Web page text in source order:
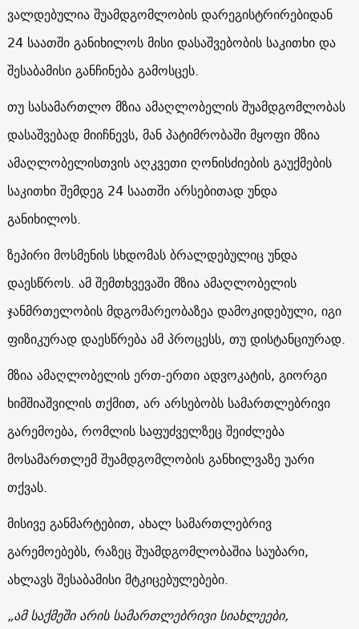
ვალდებულია შუამდგომლობის დარეგისტრირებიდან
24 საათში განიხილოს მისი დასაშვებობის საკითხი და
შესაბამისი განჩინება გამოსცეს.
თუ სასამართლო მზია ამაღლობელის შუამდგომლობას
დასაშვებად მიიჩნევს, მან პატიმრობაში მყოფი მზია
ამაღლობელისთვის აღკვეთი ღონისძიების გაუქმების
საკითხი შემდეგ 24 საათში არსებითად უნდა
განიხილოს.
ზეპირი მოსმენის სხდომას ბრალდებულიც უნდა
დაესწროს. ამ შემთხვევაში მზია ამაღლობელის
ჯანმრთელობის მდგომარეობაზეა დამოკიდებული, იგი
ფიზიკურად დაესწრება ამ პროცესს, თუ დისტანციურად.
მზია ამაღლობელის ერთ-ერთი ადვოკატის, გიორგი
ხიმშიაშვილის თქმით, არ არსებობს სამართლებრივი
გარემოება, რომლის საფუძველზეც შეიძლება
მოსამართლემ შუამდგომლობის განხილვაზე უარი
თქვას.
მისივე განმარტებით, ახალ სამართლებრივ
გარემოებებს, რაზეც შუამდგომლობაშია საუბარი,
ახლავს შესაბამისი მტკიცებულებები.
„ამ საქმეში არის სამართლებრივი სიახლეები,